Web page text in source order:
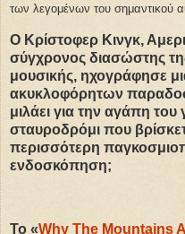
των λεγομένων του σημαντικού
Ο Κρίστοφερ Κινγκ,
σύγχρονος διασώστης
μουσικής, ηχογράφησε
ακυκλοφόρητων
μιλάει για την αγάπη
σταυροδρόμι που
περισσότερη
ενδοσκόπηση;
To «Why The Mountains